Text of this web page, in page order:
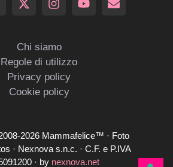
Chi siamo
Regole di utilizzo
Privacy policy
Cookie policy
2026 Mammafelice™ · Foto
· Nexnova s.n.c. · C.F. e P.IVA
· by nexnova.net